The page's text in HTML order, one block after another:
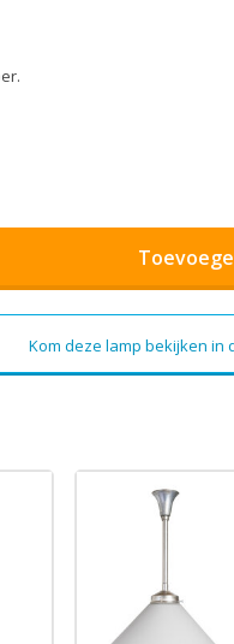
Kom deze lamp bekijken in